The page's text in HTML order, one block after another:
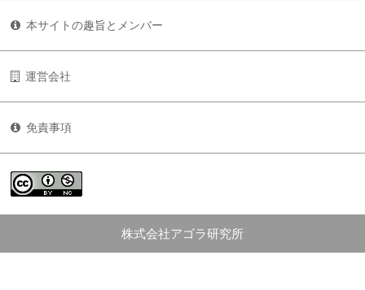
本サイトの趣旨とメンバー
運営会社
免責事項
株式会社アゴラ研究所